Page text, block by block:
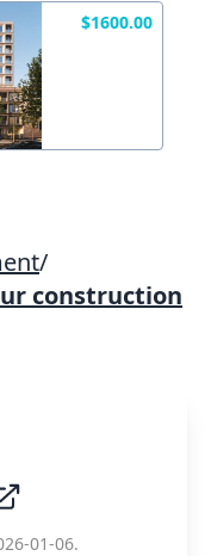
$1600.00
/
construction
01-06.